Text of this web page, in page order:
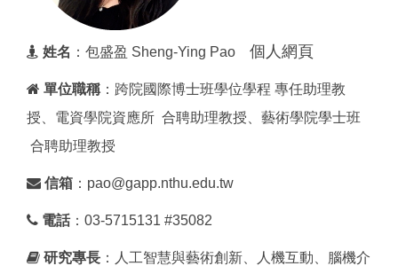
姓名 ：包盛盈 Sheng-Ying Pao 個人網頁
單位職稱 ：跨院國際博士班學位學程 專任助理教
授、電資學院資應所 合聘助理教授、藝術學院學士班
合聘助理教授
信箱 ：pao@gapp.nthu.edu.tw
電話：03-5715131 #35082
研究專長 ：人工智慧與藝術創新、人機互動、腦機介